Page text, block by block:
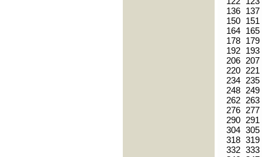
136
137
150
151
164
165
178
179
192
193
206 207
220
221
234
235
248
249
262
263
276
277
290
291
304 305
318 319
332 333